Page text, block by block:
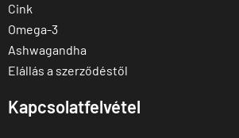
Cink
Omega-3
Ashwagandha
Elállás a szerződéstől
Kapcsolatfelvétel